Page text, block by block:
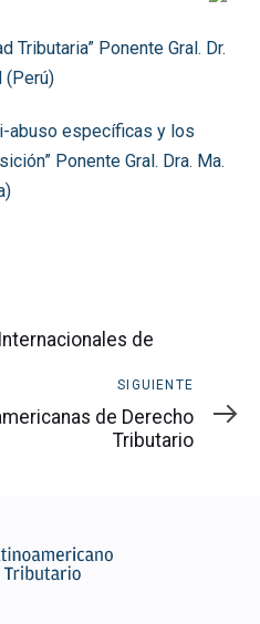
Tributaria” Ponente Gral. Dr.
(Perú)
abuso específicas y los
Ponente Gral. Dra. Ma.
de
SIGUIENTE
de Derecho
Tributario